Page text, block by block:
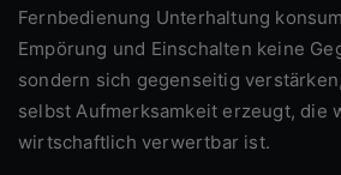
Fernbedienung Unterhaltung
Empörung und Einschalten keine
sondern sich gegenseitig
selbst Aufmerksamkeit erzeugt, die
wirtschaftlich verwertbar ist.